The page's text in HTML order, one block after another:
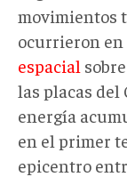
movimientos
ocurrieron en
espacial
las placas del
energía
en el primer
epicentro